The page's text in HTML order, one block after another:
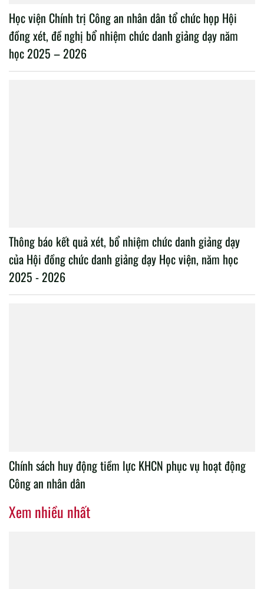
Học viện Chính trị Công an nhân dân tổ chức họp Hội
đồng xét, đề nghị bổ nhiệm chức danh giảng dạy năm
học 2025 – 2026
Thông báo kết quả xét, bổ nhiệm chức danh giảng dạy
của Hội đồng chức danh giảng dạy Học viện, năm học
2025 - 2026
Chính sách huy động tiềm lực KHCN phục vụ hoạt động
Công an nhân dân
Xem nhiều nhất